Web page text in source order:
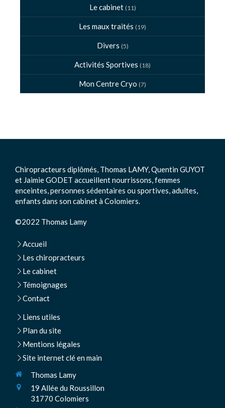
Le cabinet (11)
Les maux traités (19)
Divers (5)
Activités Sportives (18)
Mon Centre Cryo (7)
Chiropracteurs diplômés, Thomas LAMY, Quentin GUYOT
et Jaimie GODET accueillent nourrissons, femmes
enceintes, personnes sédentaires ou sportives, adultes,
enfants dans son cabinet à Colomiers.
©2022 Thomas Lamy
Accueil
Les chiropracteurs
Le cabinet
Témoignages
Contact
Liens utiles
Plan du site
Mentions légales
Site internet clé en main
Thomas Lamy
19 Allée du Roussillon
31770 Colomiers